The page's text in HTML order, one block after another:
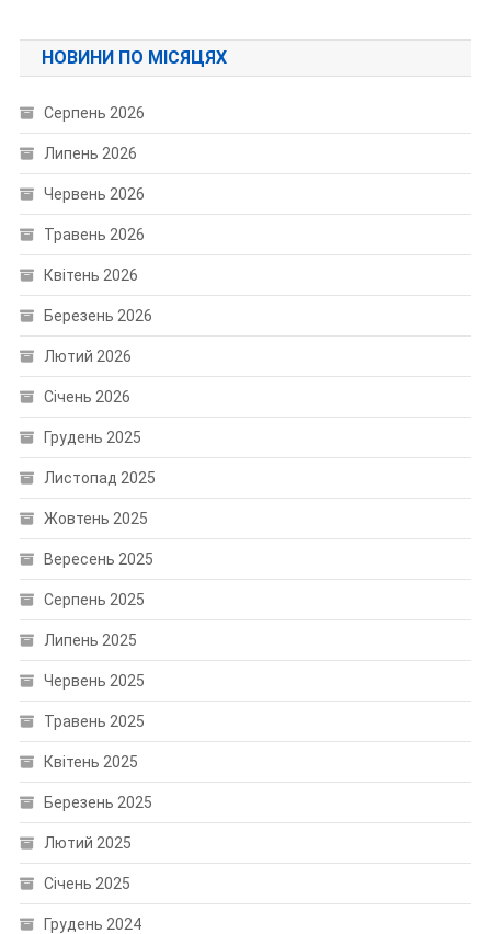
НОВИНИ ПО МІСЯЦЯХ
Серпень 2026
Липень 2026
Червень 2026
Травень 2026
Квітень 2026
Березень 2026
Лютий 2026
Січень 2026
Грудень 2025
Листопад 2025
Жовтень 2025
Вересень 2025
Серпень 2025
Липень 2025
Червень 2025
Травень 2025
Квітень 2025
Березень 2025
Лютий 2025
Січень 2025
Грудень 2024